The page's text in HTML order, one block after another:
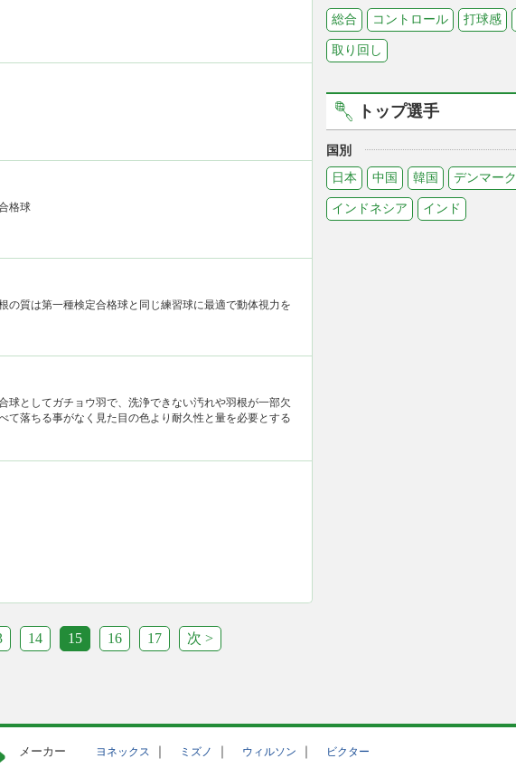
格球
の質は第一種検定合格球と同じ練習球に最適で動体視力を
球としてガチョウ羽で、洗浄できない汚れや羽根が一部欠
て落ちる事がなく見た目の色より耐久性と量を必要とする
14 15 16 17 次 >
総合
コントロール 打球感
取り回し
トップ選手
国別
日本
中国 韓国 デンマーク
インドネシア インド
メーカー ヨネックス ｜ ミズノ ｜ ウィルソン ｜ ビクター